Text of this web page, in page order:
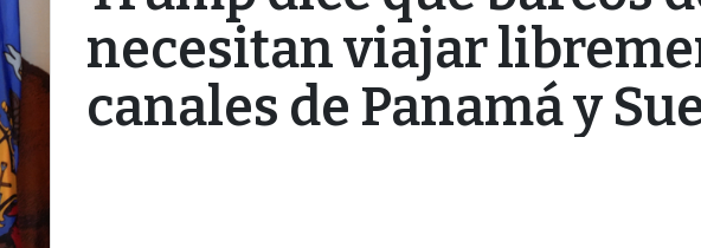
necesitan viajar
canales de Panamá y